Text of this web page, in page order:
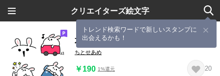
クリエイターズ絵文字
トレンド検索ワードで新しいスタンプに
出会えるかも！
不気味かわいいうさぎさん？の絵文字
ちとせあめ
￥190 1%還元 20